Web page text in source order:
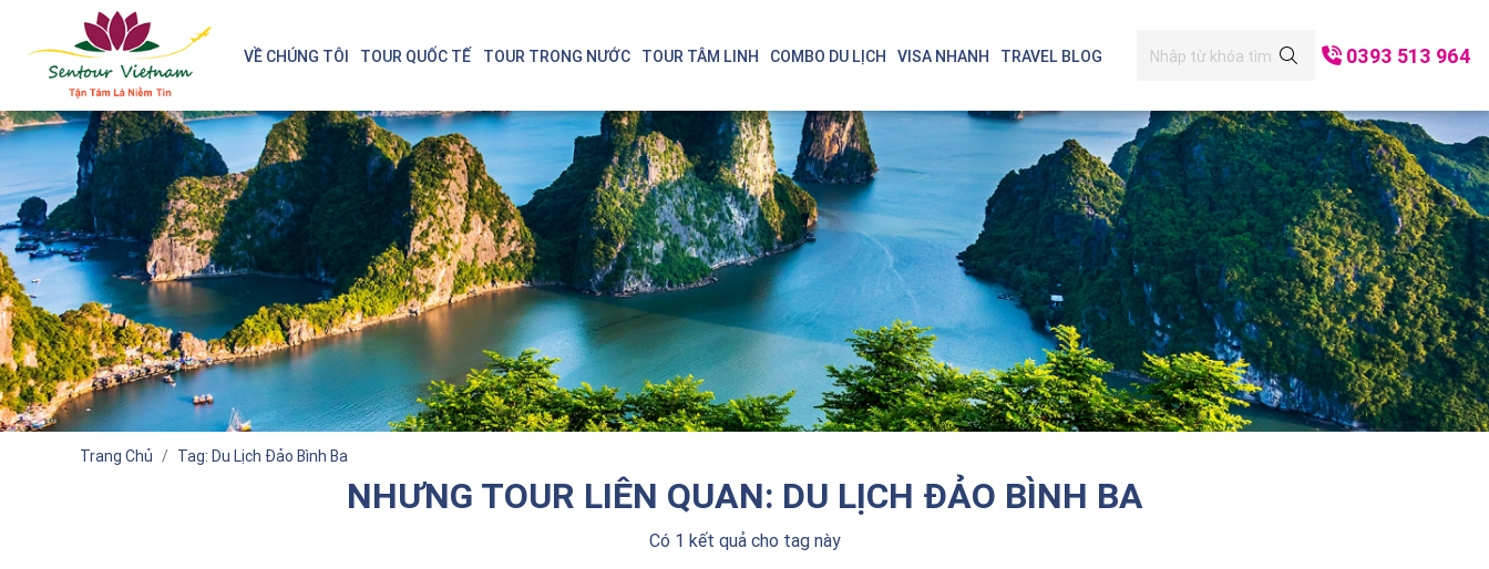
VỀ CHÚNG TÔI TOUR QUỐC TẾ TOUR TRONG NƯỚC TOUR TÂM LINH COMBO DU LỊCH VISA NHANH TRAVEL BLOG 0393 513 964
Singapore - Malaysia Thái Lan Mộc Châu - Mai Châu Đà Nẵng
Bali - Indonesia Ninh Bình Hạ Long Cô Tô
Trang Chủ Tag: Du Lịch Đảo Bình Ba
NHƯNG TOUR LIÊN QUAN: DU LỊCH ĐẢO BÌNH BA
Có 1 kết quả cho tag này